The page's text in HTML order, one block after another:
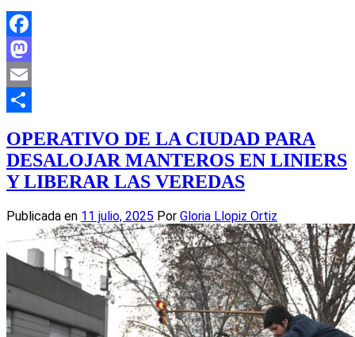
Facebook
Mastodon
Email
OPERATIVO DE LA CIUDAD PARA
DESALOJAR MANTEROS EN LINIERS
Y LIBERAR LAS VEREDAS
Publicada en 11 julio, 2025 Por Gloria Llopiz Ortiz